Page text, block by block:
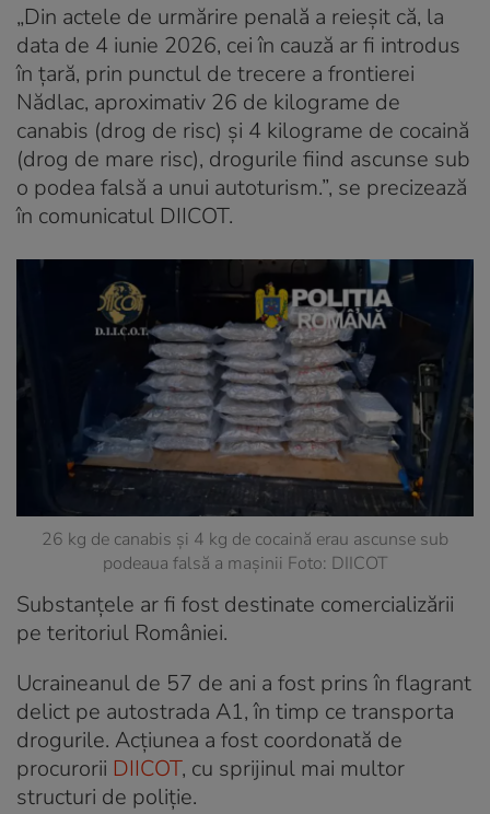
„Din actele de urmărire penală a reieșit că, la
data de 4 iunie 2026, cei în cauză ar fi introdus
în țară, prin punctul de trecere a frontierei
Nădlac, aproximativ 26 de kilograme de
canabis (drog de risc) și 4 kilograme de cocaină
(drog de mare risc), drogurile fiind ascunse sub
o podea falsă a unui autoturism.”, se precizează
în comunicatul DIICOT.
26 kg de canabis și 4 kg de cocaină erau ascunse sub
podeaua falsă a mașinii Foto: DIICOT
Substanțele ar fi fost destinate comercializării
pe teritoriul României.
Ucraineanul de 57 de ani a fost prins în flagrant
delict pe autostrada A1, în timp ce transporta
drogurile. Acțiunea a fost coordonată de
procurorii DIICOT, cu sprijinul mai multor
structuri de poliție.